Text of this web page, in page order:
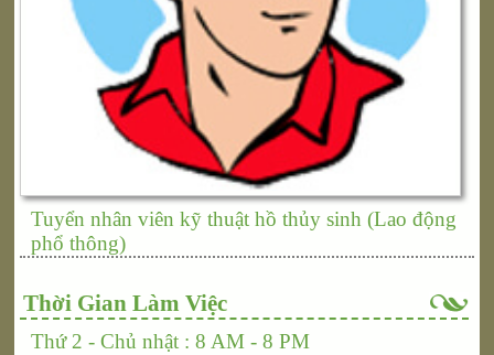
Tuyển nhân viên kỹ thuật hồ thủy sinh (Lao động
phổ thông)
Thời Gian Làm Việc
Thứ 2 - Chủ nhật : 8 AM - 8 PM